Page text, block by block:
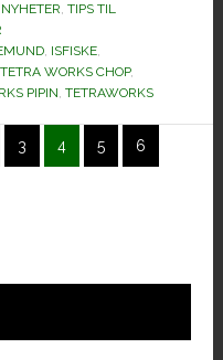
NYHETER, TIPS TIL
, ISFISKE,
TETRA WORKS CHOP,
PIPIN, TETRAWORKS
Side
3 Side
4 Side
5 Side
6